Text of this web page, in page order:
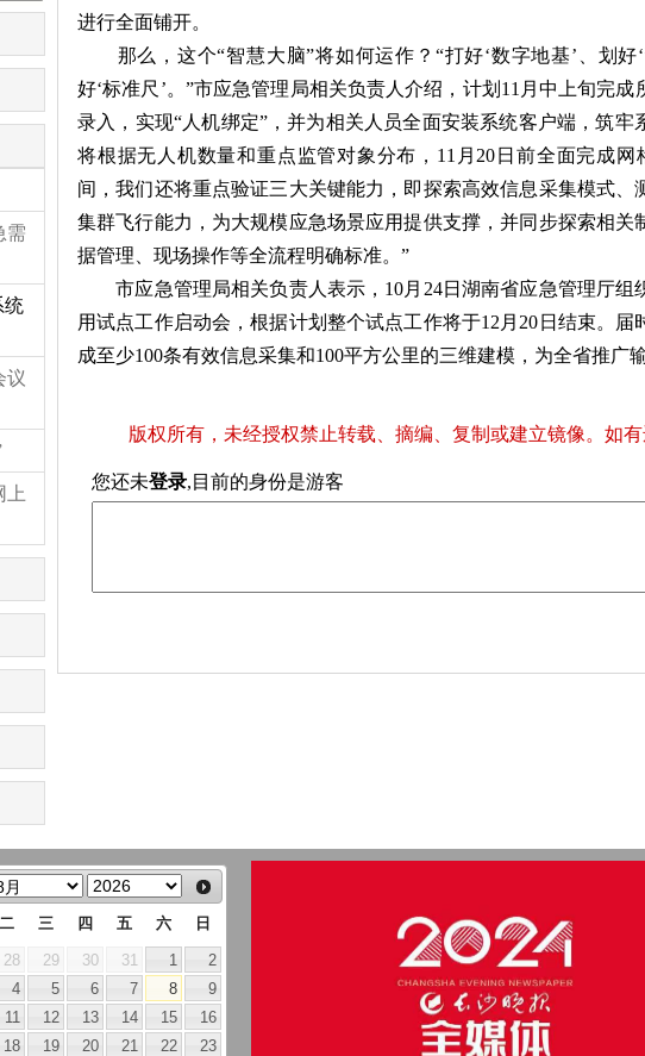
需
统
议
上
进行全面铺开。
那么，这个“智慧大脑”将如何运作？“打好‘数字地基’、划好‘
好‘标准尺’。”市应急管理局相关负责人介绍，计划11月中上旬完
录入，实现“人机绑定”，并为相关人员全面安装系统客户端，筑牢
将根据无人机数量和重点监管对象分布，11月20日前全面完成网
间，我们还将重点验证三大关键能力，即探索高效信息采集模式、
集群飞行能力，为大规模应急场景应用提供支撑，并同步探索相关
据管理、现场操作等全流程明确标准。”
市应急管理局相关负责人表示，10月24日湖南省应急管理厅组
用试点工作启动会，根据计划整个试点工作将于12月20日结束。
成至少100条有效信息采集和100平方公里的三维建模，为全省推广
版权所有，未经授权禁止转载、摘编、复制或建立镜像。如有
您还未登录,目前的身份是游客
二 三 四 五 六 日
28 29 30 31 1
2
4 5 6 7 8
9
11 12 13 14 15
16
18 19 20 21 22 23